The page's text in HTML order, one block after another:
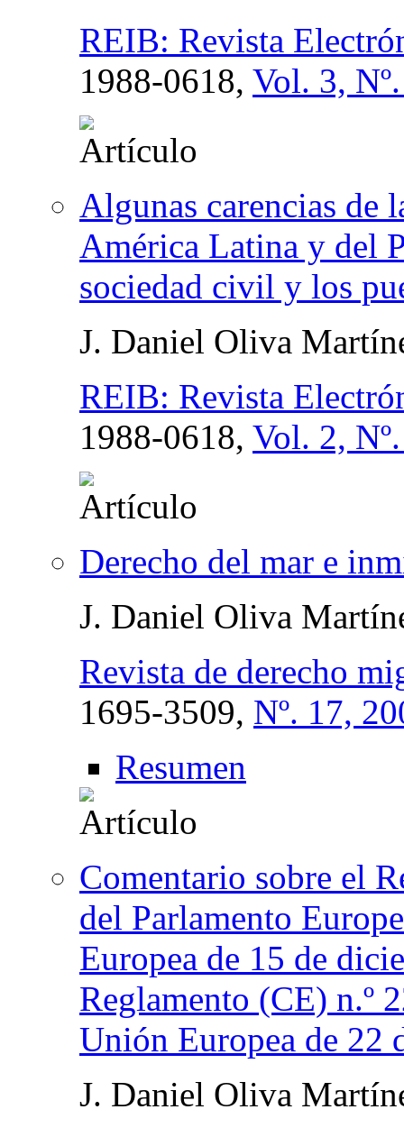
REIB: Revista
1988-0618, Vol. 3,
Algunas carencias de
América Latina y del
sociedad civil y los
J. Daniel Oliva
REIB: Revista
1988-0618, Vol. 2,
Derecho del mar e
J. Daniel Oliva
Revista de derecho
1695-3509, Nº. 17,
Resumen
Comentario sobre el
del Parlamento
Europea de 15 de
Reglamento (CE) n.º
Unión Europea de 22
J. Daniel Oliva